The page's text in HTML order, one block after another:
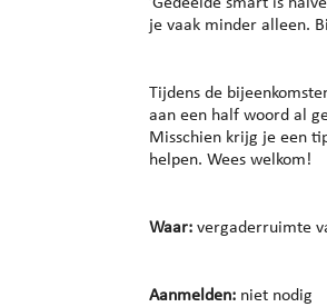
je vaak minder alleen.
Tijdens de
aan een half woord al
Misschien krijg je een
helpen. Wees welkom!
Waar:vergaderruimte
Aanmelden: niet nodig